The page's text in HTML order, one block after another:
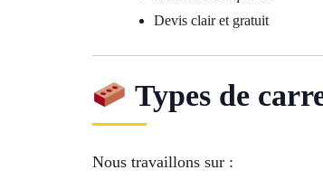
Devis clair et gratuit
Types de
Nous travaillons sur :